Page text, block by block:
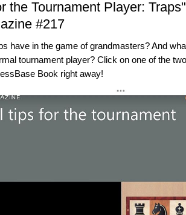
the Tournament Player:
#217
have in the game of grandmasters? And
tournament player? Click on one of the
Book right away!